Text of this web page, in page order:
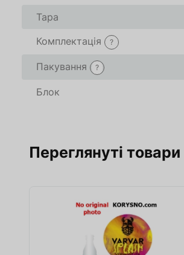
Тара
Комплектація
?
Пакування ?
Блок
Переглянуті товари